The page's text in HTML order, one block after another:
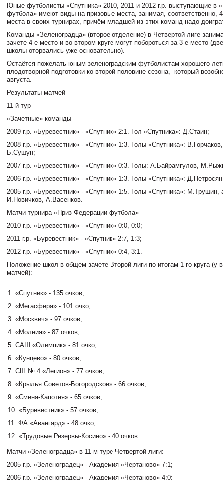
Юные футболисты «Спутника» 2010, 2011 и 2012 г.р. выступающие в
футбола» имеют виды на призовые места, занимая, соответственно,
места в своих турнирах, причём младшей из этих команд надо
Команды «Зеленоградца» (второе отделение) в Четвертой лиге
зачете 4-е место и во втором круге могут побороться за 3-е место
школы оторвались уже основательно).
Остаётся пожелать юным зеленоградским футболистам хорошего
плодотворной подготовки ко второй половине сезона, который
августа.
Результаты матчей
11-й тур
«Зачетные» команды
2009 г.р. «Буревестник» - «Спутник» 2:1. Гол «Спутника»: Д.Стаин;
2008 г.р. «Буревестник» - «Спутник» 1:3. Голы «Спутника»:
Б.Сушун;
2007 г.р. «Буревестник» - «Спутник» 0:3. Голы: А.Байрамгулов,
2006 г.р. «Буревестник» - «Спутник» 1:3. Голы «Спутника»:
2005 г.р. «Буревестник» - «Спутник» 1:5. Голы «Спутника»: М.Трушин,
И.Новичков, А.Васенков.
Матчи турнира «Приз Федерации футбола»
2010 г.р. «Буревестник» - «Спутник» 0:0, 0:0;
2011 г.р. «Буревестник» - «Спутник» 2:7, 1:3;
2012 г.р. «Буревестник» - «Спутник» 0:4, 3:1.
Положение школ в общем зачете Второй лиги по итогам 1-го круга (у
матчей):
«Спутник» - 135 очков;
«Мегасфера» - 101 очко;
«Москвич» - 97 очков;
«Молния» - 87 очков;
САШ «Олимпик» - 81 очко;
«Кунцево» - 80 очков;
СШ № 4 «Легион» - 77 очков;
«Крылья Советов-Богородское» - 66 очков;
«Смена-Капотня» - 65 очков;
«Буревестник» - 57 очков;
ФА «Авангард» - 48 очко;
«Трудовые Резервы-Косино» - 40 очков.
Матчи «Зеленоградца» в 11-м туре Четвертой лиги:
2005 г.р. «Зеленоградец» - Академия «Чертаново» 7:1;
2006 г.р. «Зеленоградец» - Академия «Чертаново» 4:0;